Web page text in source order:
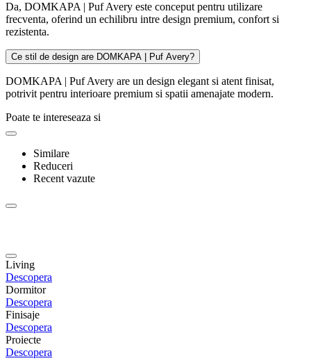
Da, DOMKAPA | Puf Avery este conceput pentru utilizare
frecventa, oferind un echilibru intre design premium, confort si
rezistenta.
Ce stil de design are DOMKAPA | Puf Avery?
DOMKAPA | Puf Avery are un design elegant si atent finisat,
potrivit pentru interioare premium si spatii amenajate modern.
Poate te intereseaza si
Similare
Reduceri
Recent vazute
Living
Descopera
Dormitor
Descopera
Finisaje
Descopera
Proiecte
Descopera